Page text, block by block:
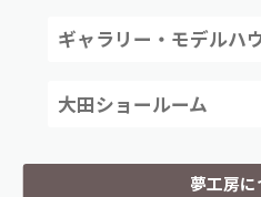
ギャラリー・モデルハ
大田ショールーム
夢工房に